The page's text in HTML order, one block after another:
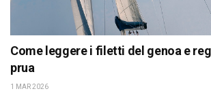
Come leggere i filetti del genoa e
prua
1 MAR 2026